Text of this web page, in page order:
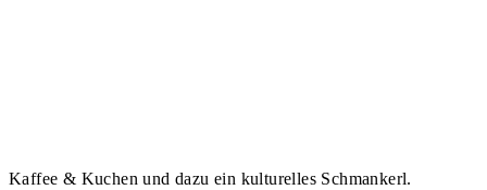
Kaffee & Kuchen und dazu ein kulturelles Schmankerl.